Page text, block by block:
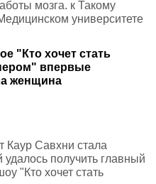
мозга. к Такому
университете
"Кто хочет стать
впервые
женщина
Савхни стала
получить главный
"Кто хочет стать